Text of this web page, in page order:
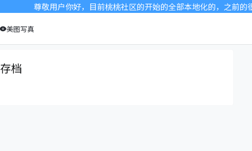
尊敬用户你好，目前桃桃社区的开始的全部本地化的，之前的
美图写真
存档